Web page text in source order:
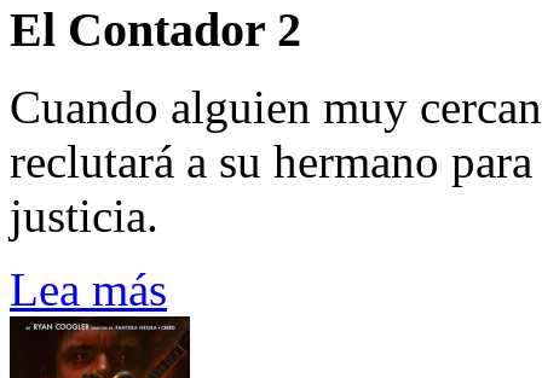
El Contador 2
Cuando alguien muy
reclutará a su hermano
justicia.
Lea más